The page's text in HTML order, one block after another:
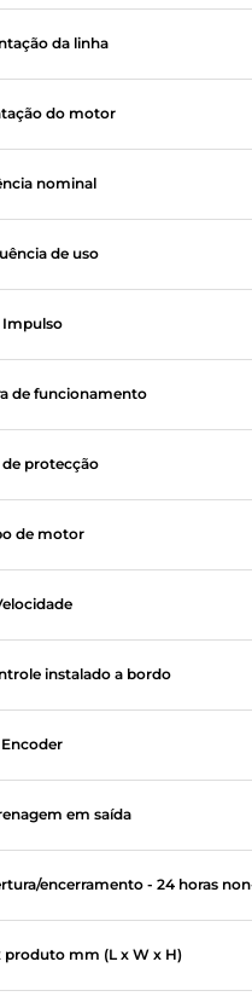
da linha
do motor
nominal
de uso
Impulso
de funcionamento
de protecção
de motor
instalado a bordo
Encoder
em saída
encerramento - 24 horas
produto mm (L x W x H)